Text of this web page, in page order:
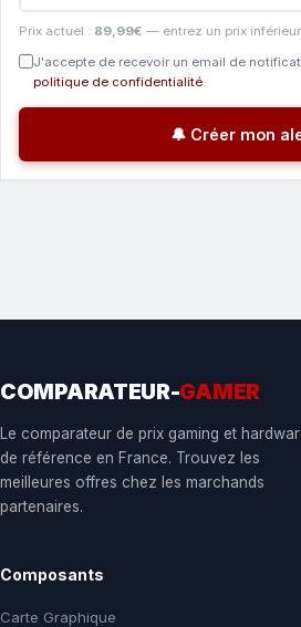
Prix actuel : 89,99€ — entrez un prix inférieur
J'accepte de recevoir un email de
politique de confidentialité.
🔔 Créer mon
COMPARATEUR-GAMER
Le comparateur de prix gaming et
de référence en France. Trouvez les
meilleures offres chez les marchands
partenaires.
Composants
Carte Graphique